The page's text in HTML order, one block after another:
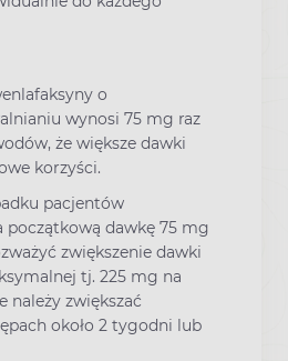
o
wynosi 75 mg raz
że większe dawki
korzyści.
pacjentów
początkową dawkę 75 mg
zwiększenie dawki
tj. 225 mg na
należy zwiększać
około 2 tygodni lub